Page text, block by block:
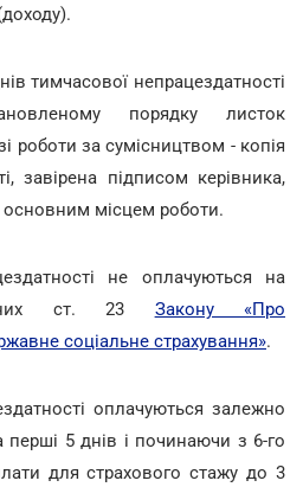
тимчасової непрацездатності
порядку листок
роботи за сумісництвом - копія
завірена підписом керівника,
місцем роботи.
не оплачуються на
ст. 23 Закону «Про
соціальне страхування».
оплачуються залежно
перші 5 днів і починаючи з 6-го
для страхового стажу до 3